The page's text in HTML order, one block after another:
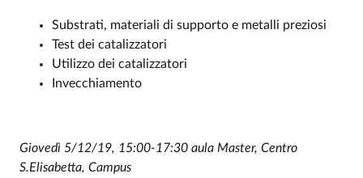
Substrati, materiali di supporto e metalli preziosi
Test dei catalizzatori
Utilizzo dei catalizzatori
Invecchiamento
Giovedì 5/12/19, 15:00-17:30 aula Master, Centro
S.Elisabetta, Campus